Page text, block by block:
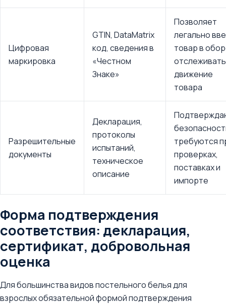
Цифровая
маркировка
GTIN, DataMatrix
код, сведения в
«Честном
Знаке»
Позволяет
легально
товар в
отслеживать
движение
товара
Разрешительные
документы
Декларация,
протоколы
испытаний,
техническое
описание
требуются
проверках,
поставках и
импорте
Форма подтверждения
соответствия: декларация,
сертификат, добровольная
оценка
Для большинства видов постельного белья для
взрослых обязательной формой подтверждения